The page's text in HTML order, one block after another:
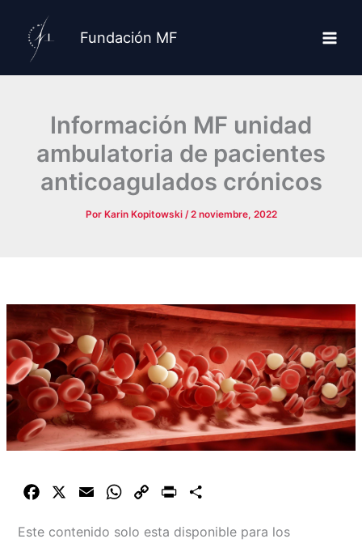
contenido
Fundación MF
Información MF unidad
ambulatoria de pacientes
anticoagulados crónicos
Por Karin Kopitowski /2 noviembre, 2022
c
a
W
a
C
p
i
m
Este contenido solo esta disponible para los